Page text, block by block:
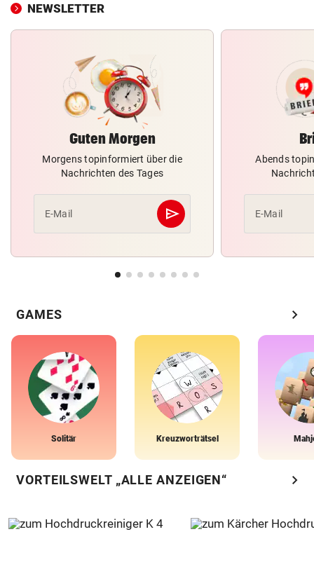
NEWSLETTER
Guten Morgen
Morgens topinformiert über die
Nachrichten des Tages
E-Mail send
Abschicken
Abends
E-Mail
GAMES chevron_right
Solitär Kreuzworträtsel
VORTEILSWELT „ALLE ANZEIGEN“ chevron_right